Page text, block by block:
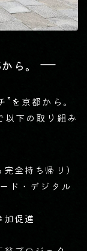
から。―
を京都から。
以下の取り組み
全持ち帰り）
ド・デジタル
促進